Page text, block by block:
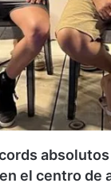
el centro de